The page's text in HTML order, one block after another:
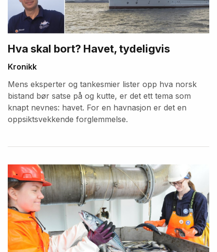
Hva skal bort? Havet, tydeligvis
Kronikk
Mens eksperter og tankesmier lister opp hva norsk
bistand bør satse på og kutte, er det ett tema som
knapt nevnes: havet. For en havnasjon er det en
oppsiktsvekkende forglemmelse.